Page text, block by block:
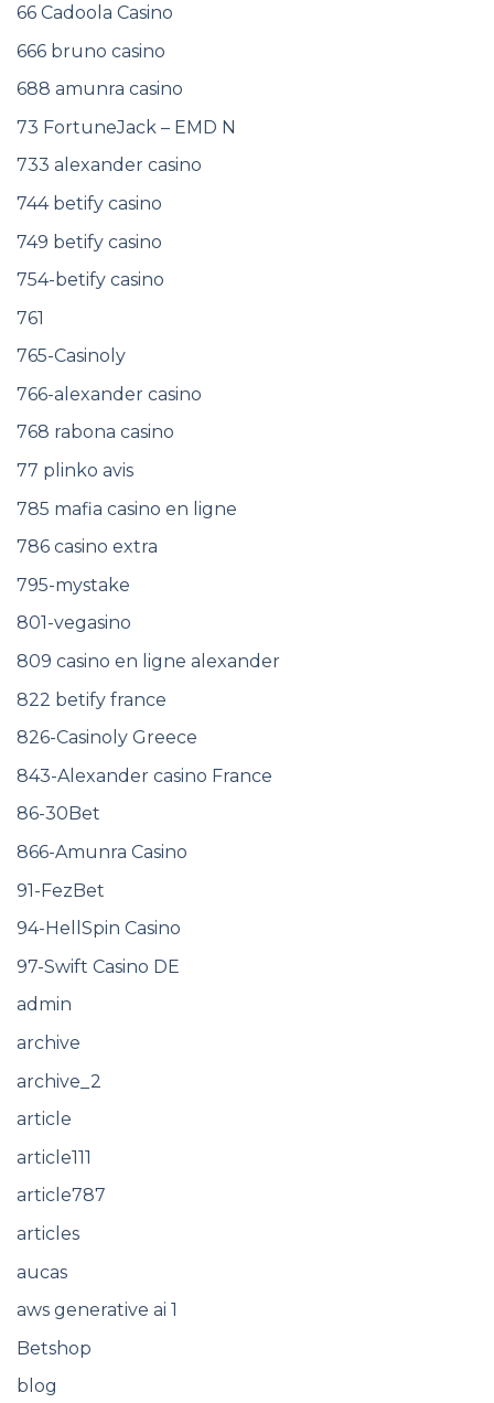
66 Cadoola Casino
666 bruno casino
688 amunra casino
73 FortuneJack – EMD N
733 alexander casino
744 betify casino
749 betify casino
754-betify casino
761
765-Casinoly
766-alexander casino
768 rabona casino
77 plinko avis
785 mafia casino en ligne
786 casino extra
795-mystake
801-vegasino
809 casino en ligne alexander
822 betify france
826-Casinoly Greece
843-Alexander casino France
86-30Bet
866-Amunra Casino
91-FezBet
94-HellSpin Casino
97-Swift Casino DE
admin
archive
archive_2
article
article111
article787
articles
aucas
aws generative ai 1
Betshop
blog